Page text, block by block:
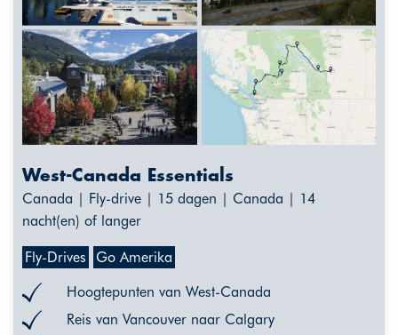
West-Canada Essentials
Canada | Fly-drive | 15 dagen | Canada | 14
nacht(en) of langer
Fly-Drives Go Amerika
Hoogtepunten van West-Canada
Reis van Vancouver naar Calgary